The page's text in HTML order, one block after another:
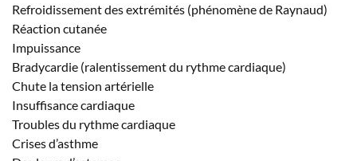
Refroidissement des extrémités (phénomène de Raynaud)
Réaction cutanée
Impuissance
Bradycardie (ralentissement du rythme cardiaque)
Chute la tension artérielle
Insuffisance cardiaque
Troubles du rythme cardiaque
Crises d’asthme